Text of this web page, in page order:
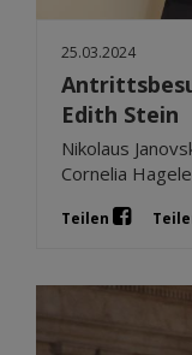
25.03.2024
Edith Stein
Nikolaus
Cornelia
Teilen